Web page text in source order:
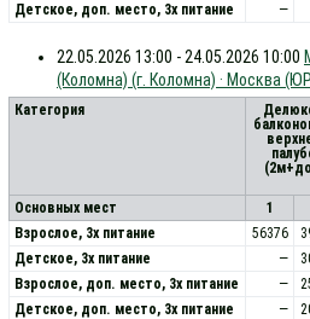
Детское, доп. место, 3x питание
—
22.05.2026 13:00 - 24.05.2026 10:00
(Коломна) (г. Коломна) · Москва
Категория
Основных мест 1
Взрослое, 3х питание
56376
Детское, 3х питание
—
Взрослое, доп. место, 3x питание
—
Детское, доп. место, 3x питание
—